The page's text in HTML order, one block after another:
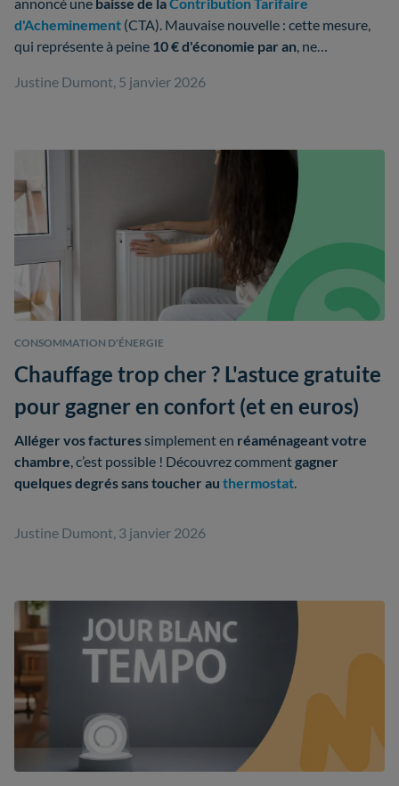
d'Acheminement (CTA). Mauvaise nouvelle : cette mesure,
qui représente à peine 10 € d'économie par an, ne
(Accès Régulé à l’Électricité Nucléaire Historique) au
Justine Dumont, 5 janvier 2026
CONSOMMATION D'ÉNERGIE
Chauffage trop cher ? L'astuce gratuite
pour gagner en confort (et en euros)
Alléger vos facturessimplement en réaménageant votre
chambre, c’est possible ! Découvrez commentgagner
quelques degrés sans toucher au thermostat.
Justine Dumont, 3 janvier 2026